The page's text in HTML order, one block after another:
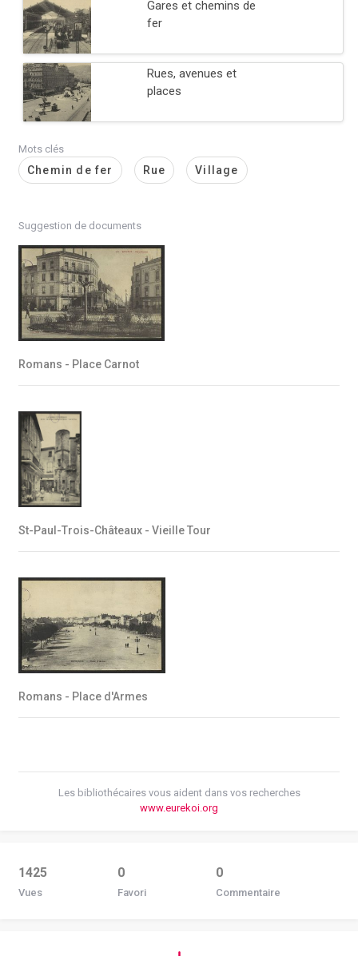
Gares et chemins de
fer
Rues, avenues et
places
Mots clés
Chemin de fer Rue Village
Suggestion de documents
Romans - Place Carnot
St-Paul-Trois-Châteaux - Vieille Tour
Romans - Place d'Armes
Les bibliothécaires vous aident dans vos recherches
www.eurekoi.org
1425
Vues
0
Favori
0
Commentaire